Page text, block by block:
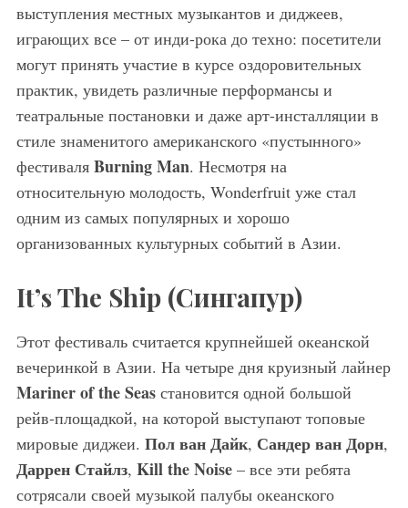
выступления местных музыкантов и диджеев,
играющих все – от инди-рока до техно: посетители
могут принять участие в курсе оздоровительных
практик, увидеть различные перформансы и
театральные постановки и даже арт-инсталляции в
стиле знаменитого американского «пустынного»
фестиваля Burning Man. Несмотря на
относительную молодость, Wonderfruit уже стал
одним из самых популярных и хорошо
организованных культурных событий в Азии.
It’s The Ship (Сингапур)
Этот фестиваль считается крупнейшей океанской
вечеринкой в Азии. На четыре дня круизный лайнер
Mariner of the Seasстановится одной большой
рейв-площадкой, на которой выступают топовые
мировые диджеи. Пол ван Дайк, Сандер ван Дорн,
Даррен Стайлз, Kill the Noise– все эти ребята
сотрясали своей музыкой палубы океанского